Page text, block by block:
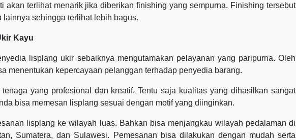
akan terlihat menarik jika diberikan finishing yang sempurna. Finishing tersebut
lainnya sehingga terlihat lebih bagus.
Kayu
lisplang ukir sebaiknya mengutamakan pelayanan yang paripurna. Oleh
menentukan kepercayaan pelanggan terhadap penyedia barang.
yang profesional dan kreatif. Tentu saja kualitas yang dihasilkan sangat
bisa memesan lisplang sesuai dengan motif yang diinginkan.
lisplang ke wilayah luas. Bahkan bisa menjangkau wilayah pedalaman di
Sumatera, dan Sulawesi. Pemesanan bisa dilakukan dengan mudah serta